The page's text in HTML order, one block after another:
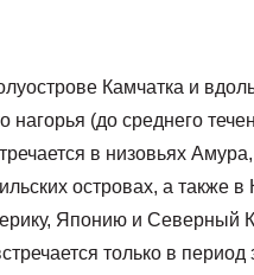
Камчатка и
(до среднего
в низовьях
островах, а также в
Японию и Северный
только в